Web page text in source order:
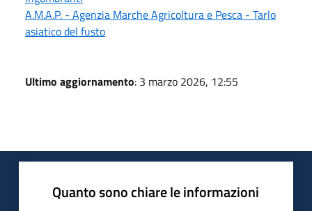
A.M.A.P. - Agenzia Marche Agricoltura e Pesca - Tarlo
asiatico del fusto
Ultimo aggiornamento: 3 marzo 2026, 12:55
Quanto sono chiare le informazioni